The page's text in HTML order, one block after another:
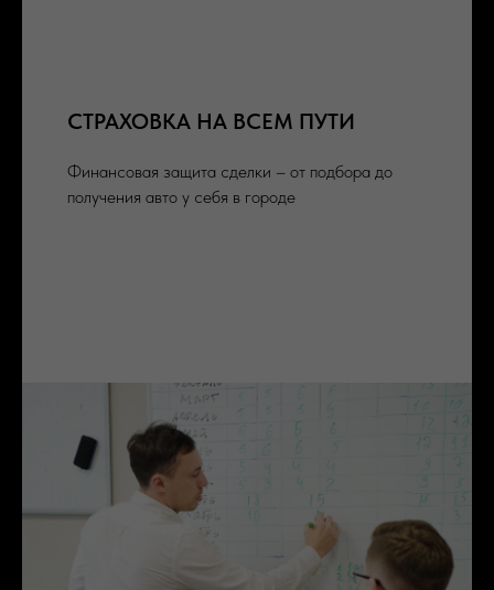
СТРАХОВКА НА ВСЕМ ПУТИ
Финансовая защита сделки – от подбора до
получения авто у себя в городе